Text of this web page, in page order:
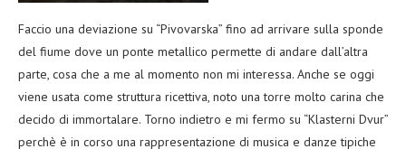
Faccio una deviazione su “Pivovarska” fino ad arrivare sulla sponde
del fiume dove un ponte metallico permette di andare dall’altra
parte, cosa che a me al momento non mi interessa. Anche se oggi
viene usata come struttura ricettiva, noto una torre molto carina che
decido di immortalare. Torno indietro e mi fermo su “Klasterni Dvur”
perchè è in corso una rappresentazione di musica e danze tipiche